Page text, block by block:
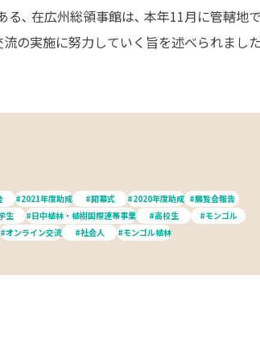
､ 在広州総領事館は､ 本年11月に管轄地
の実施に努力していく旨を述べられまし
#2021年度助成 #開幕式 #2020年度助成 #展覧会報告
生 #日中植林・植樹国際連帯事業 #高校生
#モンゴル
#オンライン交流 #社会人 #モンゴル植林